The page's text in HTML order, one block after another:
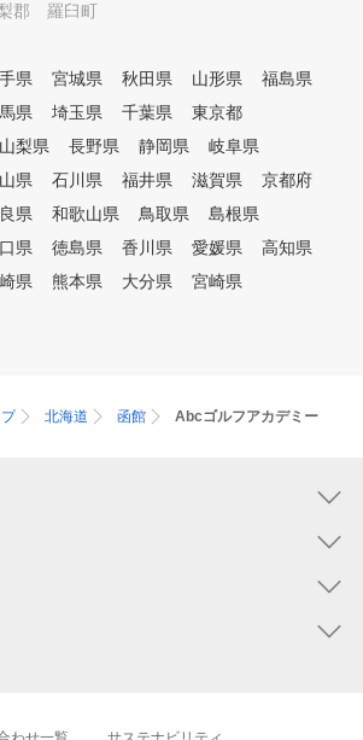
郡 羅臼町
県 宮城県 秋田県 山形県
福島県
県 埼玉県 千葉県
東京都
山梨県 長野県 静岡県
岐阜県
県 石川県 福井県 滋賀県
京都府
県 和歌山県 鳥取県
島根県
県 徳島県 香川県 愛媛県
高知県
県 熊本県 大分県
宮崎県
北海道 函館 Abcゴルフアカデミー